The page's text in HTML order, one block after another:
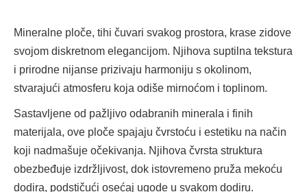
Mineralne ploče, tihi čuvari svakog prostora, krase zidove
svojom diskretnom elegancijom. Njihova suptilna tekstura
i prirodne nijanse prizivaju harmoniju s okolinom,
stvarajući atmosferu koja odiše mirnoćom i toplinom.
Sastavljene od pažljivo odabranih minerala i finih
materijala, ove ploče spajaju čvrstoću i estetiku na način
koji nadmašuje očekivanja. Njihova čvrsta struktura
obezbeđuje izdržljivost, dok istovremeno pruža mekoću
dodira, podstičući osećaj ugode u svakom dodiru.